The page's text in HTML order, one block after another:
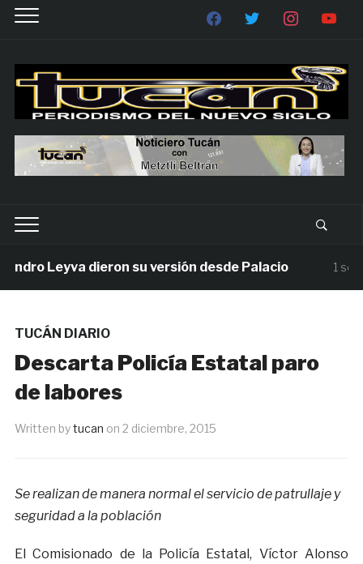
Leyva dieron su versión desde Palacio 1
TUCÁN DIARIO
Descarta Policía Estatal paro
de labores
Written bytucan on 2 diciembre, 2015
Se realizan de manera normal el servicio de patrullaje y
seguridad a la población
El Comisionado de la Policía Estatal, Víctor Alonso